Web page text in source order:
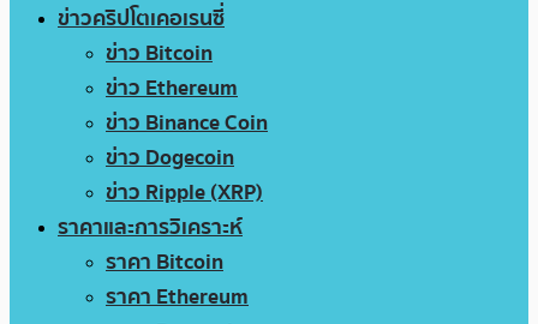
ข่าวคริปโตเคอเรนซี่
ข่าว Bitcoin
ข่าว Ethereum
ข่าว Binance Coin
ข่าว Dogecoin
ข่าว Ripple (XRP)
ราคาและการวิเคราะห์
ราคา Bitcoin
ราคา Ethereum